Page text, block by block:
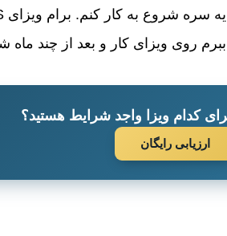
روی ویزای کار و بعد از چند ماه
کدام ویزا واجد شرایط هستید؟
ارزیابی رایگان